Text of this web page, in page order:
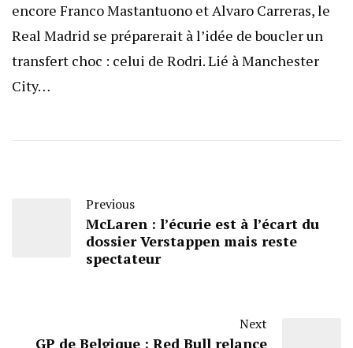
encore Franco Mastantuono et Alvaro Carreras, le
Real Madrid se préparerait à l’idée de boucler un
transfert choc : celui de Rodri. Lié à Manchester
City…
Previous
McLaren : l’écurie est à l’écart du
dossier Verstappen mais reste
spectateur
Next
GP de Belgique : Red Bull relance